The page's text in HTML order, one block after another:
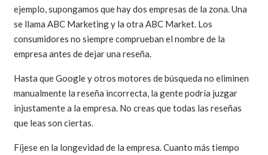
ejemplo, supongamos que hay dos empresas de la zona. Una
se llama ABC Marketing y la otra ABC Market. Los
consumidores no siempre comprueban el nombre de la
empresa antes de dejar una reseña.
Hasta que Google y otros motores de búsqueda no eliminen
manualmente la reseña incorrecta, la gente podría juzgar
injustamente a la empresa. No creas que todas las reseñas
que leas son ciertas.
Fíjese en la longevidad de la empresa. Cuanto más tiempo